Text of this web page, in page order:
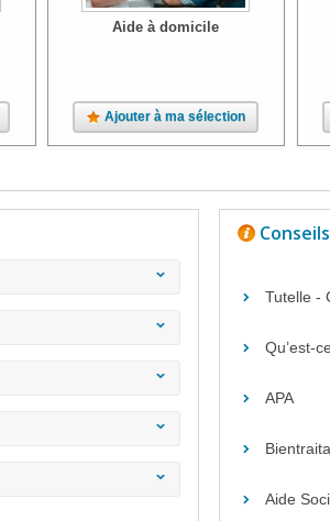
Aide à domicile
Ajouter à ma sélection
Tutelle -
Qu’est-
APA
Aide